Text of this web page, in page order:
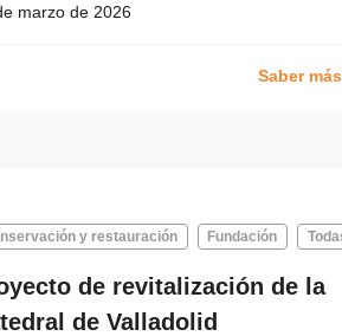
marzo de 2026
Saber más
y restauración Fundación
de revitalización de la
de Valladolid